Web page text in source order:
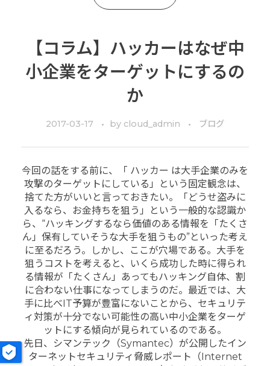
【コラム】ハッカーはなぜ中
小企業をターゲットにするの
か
2017-03-17 by cloud_admin ブログ
今回の話をする前に、「 ハッカー は大手企業のみを
攻撃のターゲットにしている」という固定観念は、
捨てた方がいいと言っておきたい。「どうせ盗みに
入るなら、お金持ちを狙う」という一般的な認識か
ら、“ハッキングするなら価値のある情報を「たくさ
ん」保有していそうな大手を狙うもの”といった考え
に至るだろう。しかし、ここが穴場である。大手を
狙うコストを考えると、いくら成功した時に得られ
る情報が「たくさん」あってもハッキング自体、割
に合わない仕事になってしまうのだ。最近では、大
手に比べIT予算が豊富にないことから、セキュリテ
ィ対策が十分でない可能性の高い中小企業をターゲ
ットにする傾向が見られているのである。
先日、シマンテック（Symantec）が公開したイン
ターネットセキュリティ脅威レポート（Internet